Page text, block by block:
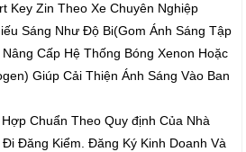
Key Zin Theo Xe Chuyên Nghiệp
Sáng Như Độ Bi(Gom Ánh Sáng Tập
Cấp Hệ Thống Bóng Xenon Hoặc
Giúp Cải Thiện Ánh Sáng Vào Ban
Chuẩn Theo Quy định Của Nhà
Đăng Kiểm. Đăng Ký Kinh Doanh Và